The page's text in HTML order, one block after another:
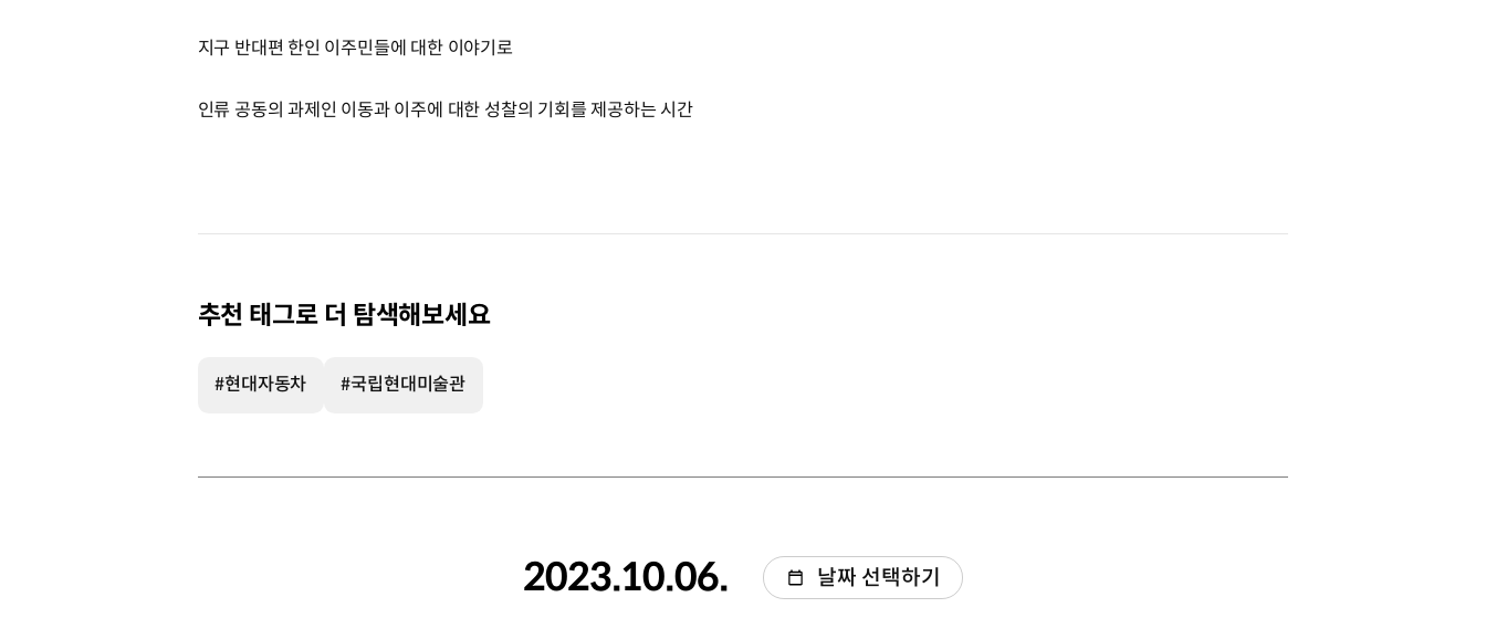
지구 반대편 한인 이주민들에 대한 이야기로
인류 공동의 과제인 이동과 이주에 대한 성찰의 기회를 제공하는 시간
추천 태그로 더 탐색해보세요
#현대자동차 #국립현대미술관
2023.10.06. 날짜 선택하기